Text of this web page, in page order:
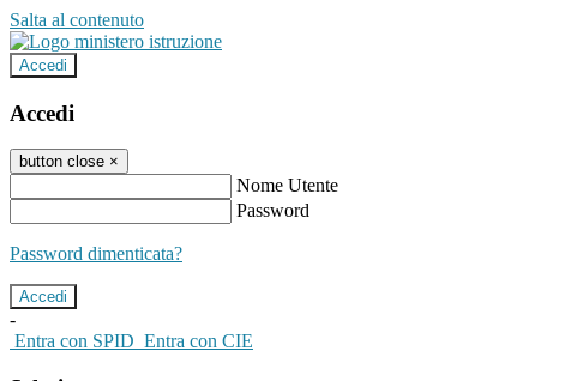
Salta al contenuto
Accedi
Accedi
button close ×
Nome Utente
Password
Password dimenticata?
-
Entra con SPID Entra con CIE